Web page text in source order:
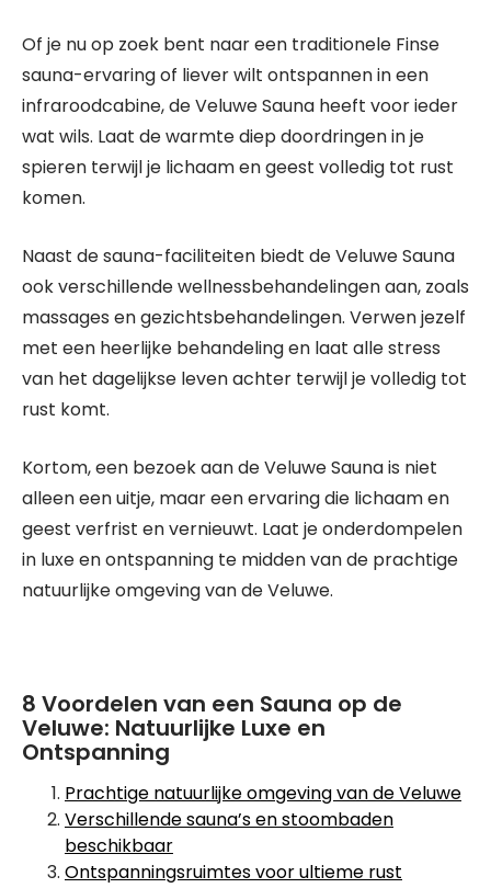
Of je nu op zoek bent naar een traditionele Finse
sauna-ervaring of liever wilt ontspannen in een
infraroodcabine, de Veluwe Sauna heeft voor ieder
wat wils. Laat de warmte diep doordringen in je
spieren terwijl je lichaam en geest volledig tot rust
komen.
Naast de sauna-faciliteiten biedt de Veluwe Sauna
ook verschillende wellnessbehandelingen aan, zoals
massages en gezichtsbehandelingen. Verwen jezelf
met een heerlijke behandeling en laat alle stress
van het dagelijkse leven achter terwijl je volledig tot
rust komt.
Kortom, een bezoek aan de Veluwe Sauna is niet
alleen een uitje, maar een ervaring die lichaam en
geest verfrist en vernieuwt. Laat je onderdompelen
in luxe en ontspanning te midden van de prachtige
natuurlijke omgeving van de Veluwe.
8 Voordelen van een Sauna op de
Veluwe: Natuurlijke Luxe en
Ontspanning
Prachtige natuurlijke omgeving van de Veluwe
Verschillende sauna’s en stoombaden
beschikbaar
Ontspanningsruimtes voor ultieme rust